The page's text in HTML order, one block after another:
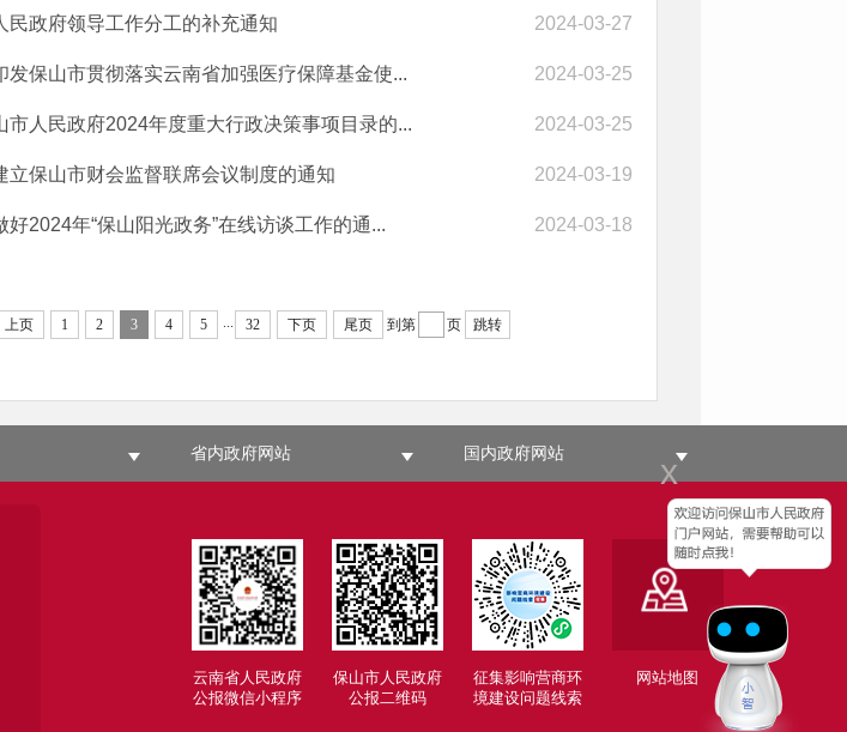
x
政府领导工作分工的补充通知 2024-03-27
保山市贯彻落实云南省加强医疗保障基金使... 2024-03-25
人民政府2024年度重大行政决策事项目录的... 2024-03-25
保山市财会监督联席会议制度的通知 2024-03-19
2024年“保山阳光政务”在线访谈工作的通... 2024-03-18
上页 1 2 3 4 5 ... 32 下页 尾页 到第 页 跳转
省内政府网站 国内政府网站
云南省人民政府
公报微信小程序
保山市人民政府
公报二维码
征集影响营商环
境建设问题线索
网站地图